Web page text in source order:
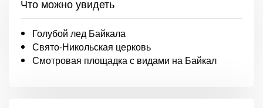
Что можно увидеть
Голубой лед Байкала
Свято-Никольская церковь
Смотровая площадка с видами на Байкал